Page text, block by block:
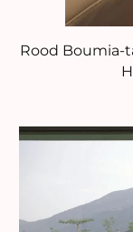
Rood Boumia-